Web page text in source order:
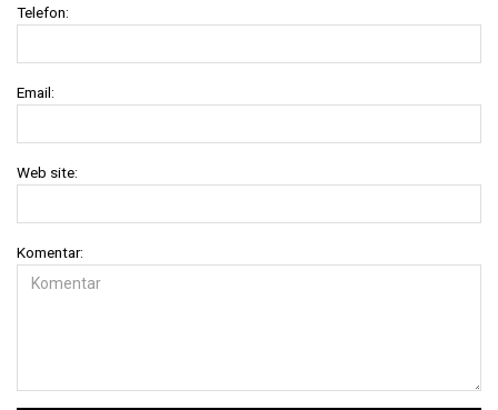
Telefon:
Email:
Web site:
Komentar: